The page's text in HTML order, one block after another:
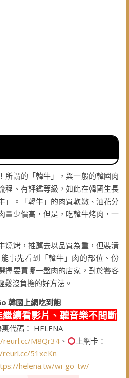
程、有評鑑等級，如此在韓國生長
」。「韓牛」的肉質軟嫩、油花分
量少價高，但是，吃韓牛烤肉，一
燒烤，推薦去以品質為重，但裝潢
事先看到「韓牛」肉的部位、份
擇要買哪一盤肉的店家，對於饕客
鬆沒負擔的好方法。
韓國上網吃到飽
續看影片、聽音樂不間斷
代碼： HELENA
M8Qr34 、
上網卡：
51xeKn
helena.tw/wi-go-tw/